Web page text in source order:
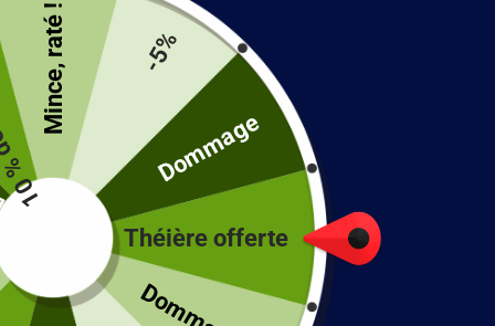
Théière en Grès Fabriquée en France
Théière offerte
Mince, raté ! -5%
Dommage